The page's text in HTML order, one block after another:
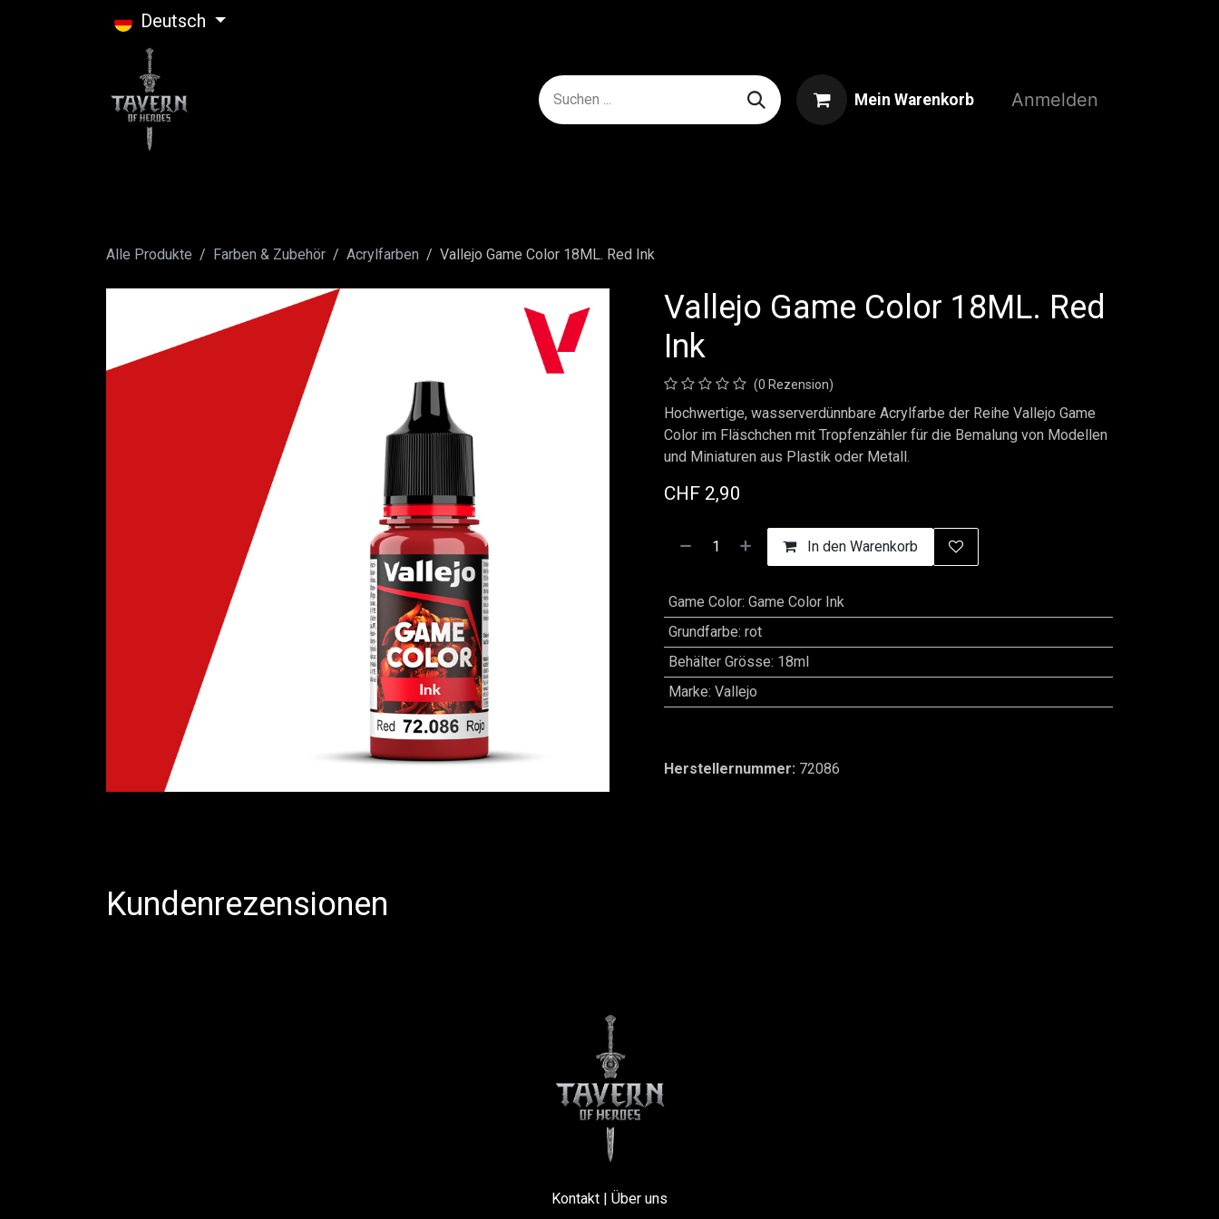
Deutsch
Mein Warenkorb Anmelden
Alle Produkte Farben & Zubehör Acrylfarben Vallejo Game Color 18ML. Red Ink
Vallejo Game Color 18ML. Red
Ink
(0 Rezension)
Hochwertige, wasserverdünnbare Acrylfarbe der Reihe Vallejo Game
Color im Fläschchen mit Tropfenzähler für die Bemalung von Modellen
und Miniaturen aus Plastik oder Metall.
CHF 2,90
In den Warenkorb
Game Color: Game Color Ink
Grundfarbe: rot
Behälter Grösse: 18ml
Marke: Vallejo
Herstellernummer: 72086
Kundenrezensionen
Kontakt | Über uns